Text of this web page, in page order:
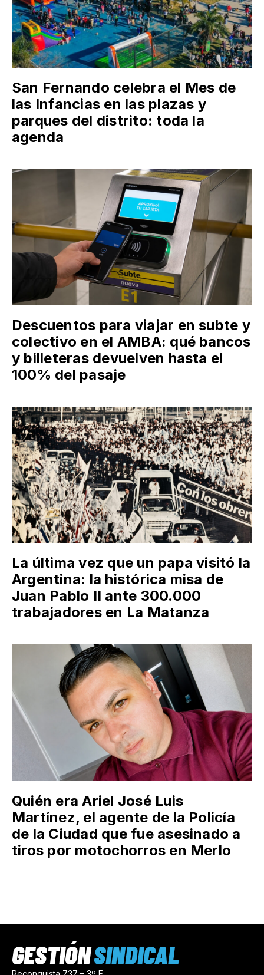
San Fernando celebra el Mes de
las Infancias en las plazas y
parques del distrito: toda la
agenda
Descuentos para viajar en subte y
colectivo en el AMBA: qué bancos
y billeteras devuelven hasta el
100% del pasaje
La última vez que un papa visitó la
Argentina: la histórica misa de
Juan Pablo II ante 300.000
trabajadores en La Matanza
Quién era Ariel José Luis
Martínez, el agente de la Policía
de la Ciudad que fue asesinado a
tiros por motochorros en Merlo
GESTIÓNSINDICAL